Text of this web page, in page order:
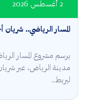
المسار الرياضي..
2 أغسطس 2026
يرسم مشروع المسار
ليربط...